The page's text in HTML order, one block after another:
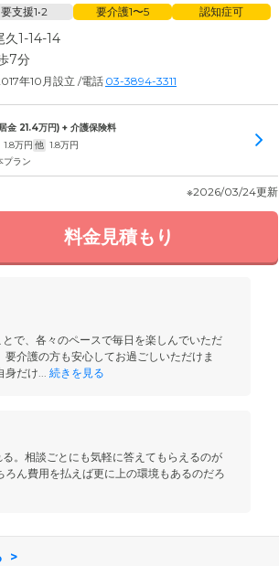
要支援1•2 要介護1〜5 認知症可
久1-14-14
7分
年10月設立 /電話 03-3894-3311
金 21.4万円) + 介護保険料
1.8万円 他 1.8万円
プラン
※2026/03/24更新
料金見積もり
で、各々のペースで毎日を楽しんでいただ
介護の方も安心してお過ごしいただけま
だけ...
続きを見る
。相談ごとにも気軽に答えてもらえるのが
ん費用を払えば更に上の環境もあるのだろ